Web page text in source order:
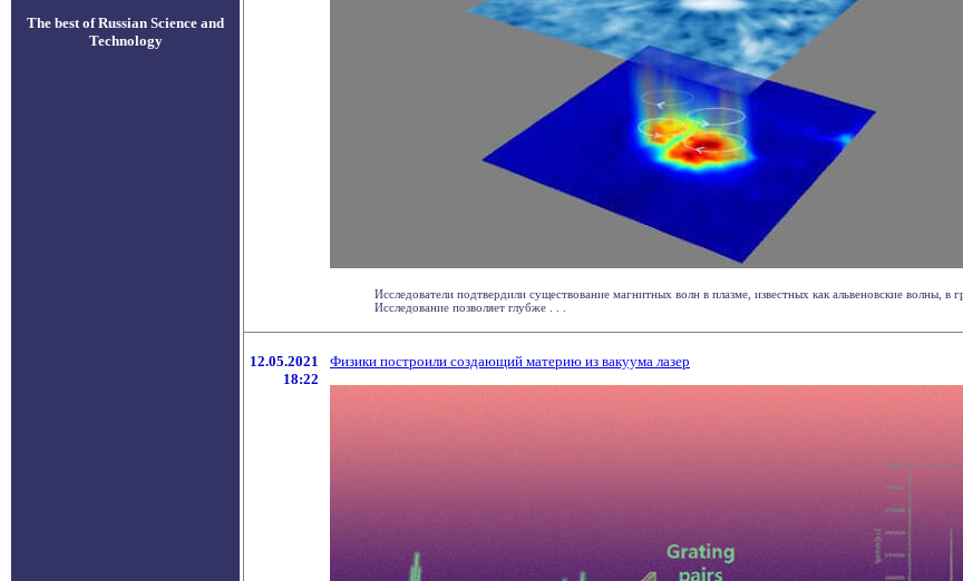
The best of Russian Science and
Technology
Исследователи подтвердили существование магнитных волн в плазме, известных как альвеновские волны, в
Исследование позволяет глубже . . .
12.05.2021
18:22
Физики построили создающий материю из вакуума лазер